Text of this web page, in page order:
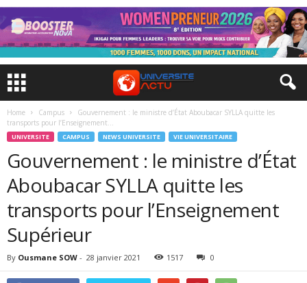
Home Campus
Gouvernement : le ministre d’État Aboubacar SYLLA quitte les
transports pour l’Enseignement...
UNIVERSITE CAMPUS NEWS UNIVERSITE VIE UNIVERSITAIRE
Gouvernement : le ministre d’État
Aboubacar SYLLA quitte les
transports pour l’Enseignement
Supérieur
By Ousmane SOW - 28 janvier 2021 1517 0